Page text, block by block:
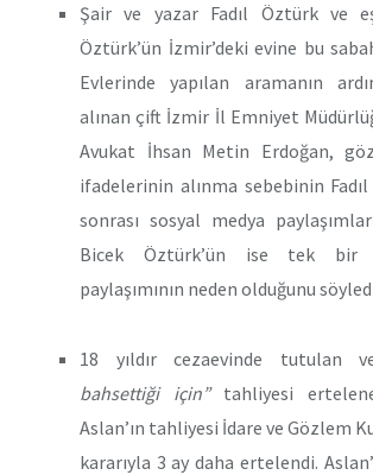
Şair ve yazar Fadıl Öztürk ve
Öztürk’ün İzmir’deki evine bu
Evlerinde yapılan aramanın
alınan çift İzmir İl Emniyet
Avukat İhsan Metin Erdoğan,
ifadelerinin alınma sebebinin
sonrası sosyal medya
Bicek Öztürk’ün ise tek bir
paylaşımının neden olduğunu
18 yıldır cezaevinde tutulan
bahsettiği için”tahliyesi
Aslan’ın tahliyesi İdare ve Gözlem
kararıyla 3 ay daha ertelendi.